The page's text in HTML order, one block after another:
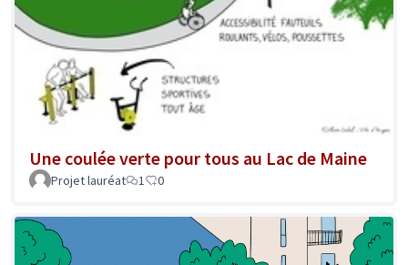
Une coulée verte pour tous au Lac de Maine
Projet lauréat 1 0